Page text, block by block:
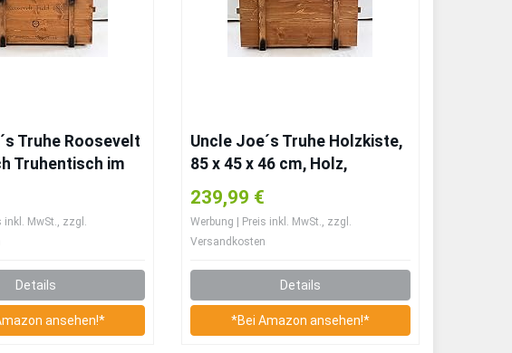
Truhe Roosevelt
Truhentisch im
chic Style
Holz in braun mit
Deckel
MwSt., zzgl.
Details
ansehen!*
Uncle Joe´s Truhe Holzkiste,
85 x 45 x 46 cm, Holz,
Hellbraun, Vintage, Shabby
chic Couchtisch, braun,
85x45x46 cm
239,99 €
Werbung | Preis inkl. MwSt., zzgl.
Versandkosten
Details
*Bei Amazon ansehen!*